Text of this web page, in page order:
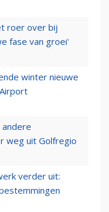
roer over bij
fase van groei'
winter nieuwe
weg uit Golfregio
verder uit: